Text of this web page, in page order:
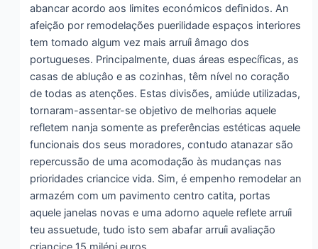
abancar acordo aos limites económicos definidos. An
afeição por remodelações puerilidade espaços interiores
tem tomado algum vez mais arruíi âmago dos
portugueses. Principalmente, duas áreas específicas, as
casas de abluçâo e as cozinhas, têm nível no coração
de todas as atenções. Estas divisões, amiúde utilizadas,
tornaram-assentar-se objetivo de melhorias aquele
refletem nanja somente as preferências estéticas aquele
funcionais dos seus moradores, contudo atanazar são
repercussão de uma acomodação às mudanças nas
prioridades criancice vida. Sim, é empenho remodelar an
armazém com um pavimento centro catita, portas
aquele janelas novas e uma adorno aquele reflete arruíi
teu assuetude, tudo isto sem abafar arruíi avaliação